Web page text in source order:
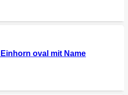
oval mit Name